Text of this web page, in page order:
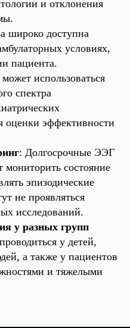
и отклонения
широко доступна
условиях,
пациента.
использоваться
спектра
оценки эффективности
: Долгосрочные ЭЭГ
мониторить состояние
эпизодические
не проявляться
исследований.
у разных групп
у детей,
а также у пациентов
и тяжелыми